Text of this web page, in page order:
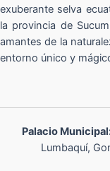
exuberante selva
la provincia de
amantes de la
entorno único y
Palacio
Lumbaquí,